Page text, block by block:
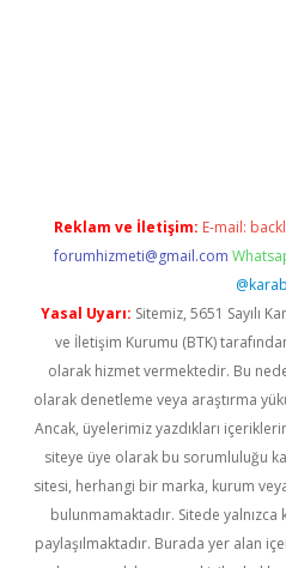
Reklam ve İletişim: E-mail:
forumhizmeti@gmail.com
Yasal Uyarı: Sitemiz, 5651 Sayılı
ve İletişim Kurumu (BTK)
olarak hizmet vermektedir. Bu
olarak denetleme veya araştırma
Ancak, üyelerimiz yazdıkları
siteye üye olarak bu sorumluluğu
sitesi, herhangi bir marka, kurum
bulunmamaktadır. Sitede yalnızca
paylaşılmaktadır. Burada yer alan